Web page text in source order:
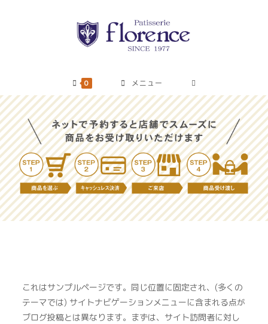
ス
キ
ッ
プ
0 メニュー
これはサンプルページです。同じ位置に固定され、(多くの
テーマでは) サイトナビゲーションメニューに含まれる点が
ブログ投稿とは異なります。まずは、サイト訪問者に対し